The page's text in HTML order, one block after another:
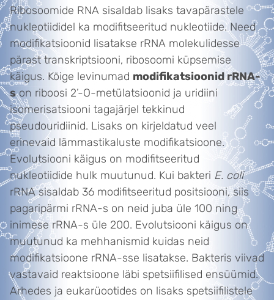
Ribosoomide RNA sisaldab lisaks tavapärastele
nukleotiididel ka modifitseeritud nukleotiide. Need
modifikatsioonid lisatakse rRNA molekulidesse
pärast transkriptsiooni, ribosoomi küpsemise
käigus. Kõige levinumad modifikatsioonid rRNA-
son riboosi 2’-O-metülatsioonid ja uridiini
isomerisatsiooni tagajärjel tekkinud
pseudouridiinid. Lisaks on kirjeldatud veel
erinevaid lämmastikaluste modifikatsioone.
Evolutsiooni käigus on modifitseeritud
nukleotiidide hulk muutunud. Kui bakteri E. coli
rRNA sisaldab 36 modifitseeritud positsiooni, siis
pagaripärmi rRNA-s on neid juba üle 100 ning
inimese rRNA-s üle 200. Evolutsiooni käigus on
muutunud ka mehhanismid kuidas neid
modifikatsioone rRNA-sse lisatakse. Bakteris viivad
vastavaid reaktsioone läbi spetsiifilised ensüümid.
Arhedes ja eukarüootides on lisaks spetsiifilistele